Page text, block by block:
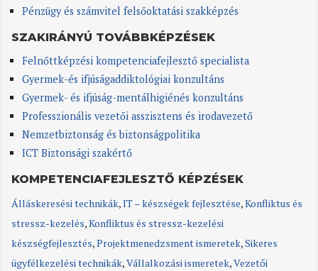
Pénzügy és számvitel felsőoktatási szakképzés
SZAKIRÁNYÚ TOVÁBBKÉPZÉSEK
Felnőttképzési kompetenciafejlesztő specialista
Gyermek-és ifjúságaddiktológiai konzultáns
Gyermek- és ifjúság-mentálhigiénés konzultáns
Professzionális vezetői asszisztens és irodavezető
Nemzetbiztonság és biztonságpolitika
ICT Biztonsági szakértő
KOMPETENCIAFEJLESZTŐ KÉPZÉSEK
Álláskeresési technikák,IT – készségek fejlesztése,Konfliktus és
stressz-kezelés,Konfliktus és stressz-kezelési
készségfejlesztés,Projektmenedzsment ismeretek,Sikeres
ügyfélkezelési technikák,Vállalkozási ismeretek,Vezetői